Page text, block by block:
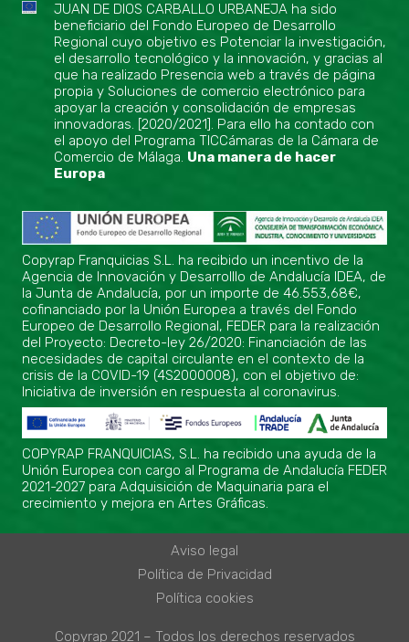
JUAN DE DIOS CARBALLO URBANEJA ha sido
beneficiario del Fondo Europeo de Desarrollo
Regional cuyo objetivo es Potenciar la investigación,
el desarrollo tecnológico y la innovación, y gracias al
que ha realizado Presencia web a través de página
propia y Soluciones de comercio electrónico para
apoyar la creación y consolidación de empresas
innovadoras. [2020/2021]. Para ello ha contado con
el apoyo del Programa TICCámaras de la Cámara de
Comercio de Málaga. Una manera de hacer
Europa
Copyrap Franquicias S.L. ha recibido un incentivo de la
Agencia de Innovación y Desarrolllo de Andalucía IDEA, de
la Junta de Andalucía, por un importe de 46.553,68€,
cofinanciado por la Unión Europea a través del Fondo
Europeo de Desarrollo Regional, FEDER para la realización
del Proyecto: Decreto-ley 26/2020: Financiación de las
necesidades de capital circulante en el contexto de la
crisis de la COVID-19 (4S2000008), con el objetivo de:
Iniciativa de inversión en respuesta al coronavirus.
COPYRAP FRANQUICIAS, S.L. ha recibido una ayuda de la
Unión Europea con cargo al Programa de Andalucía FEDER
2021-2027 para Adquisición de Maquinaria para el
crecimiento y mejora en Artes Gráficas.
Aviso legal
Política de Privacidad
Política cookies
Copyrap 2021 – Todos los derechos reservados